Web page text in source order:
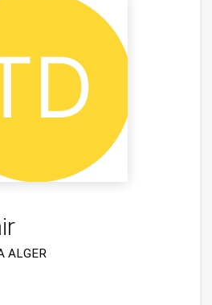
ALGER